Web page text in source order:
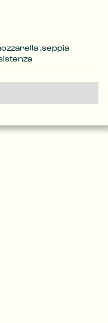
,seppia